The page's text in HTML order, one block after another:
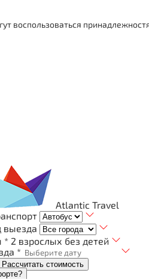
воспользоваться
Atlantic Travel
выезда
* 2 взрослых без детей
*
Рассчитать стоимость